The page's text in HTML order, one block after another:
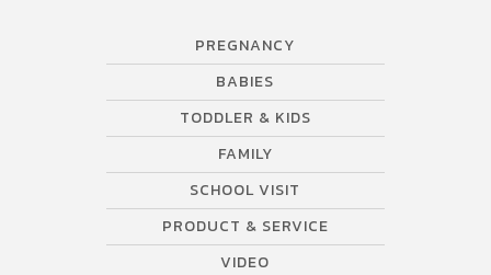
PREGNANCY
BABIES
TODDLER & KIDS
FAMILY
SCHOOL VISIT
PRODUCT & SERVICE
VIDEO